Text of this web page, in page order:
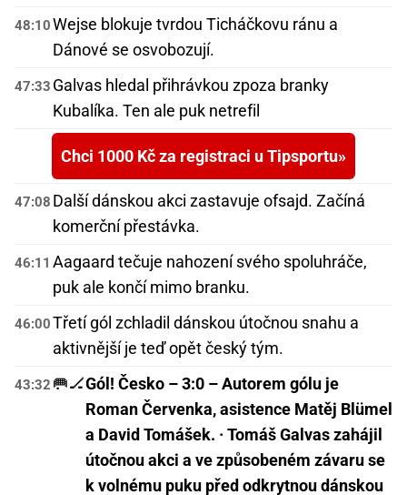
48:10Wejse blokuje tvrdou Ticháčkovu ránu a
Dánové se osvobozují.
47:33 Galvas hledal přihrávkou zpoza branky
Kubalíka. Ten ale puk netrefil
Chci 1000 Kč za registraci u Tipsportu
47:08 Další dánskou akci zastavuje ofsajd. Začíná
komerční přestávka.
46:11 Aagaard tečuje nahození svého spoluhráče,
puk ale končí mimo branku.
46:00Třetí gól zchladil dánskou útočnou snahu a
aktivnější je teď opět český tým.
43:32 🥅🏒Gól! Česko – 3:0 – Autorem gólu je
Roman Červenka, asistence Matěj Blümel
a David Tomášek. · Tomáš Galvas zahájil
útočnou akci a ve způsobeném závaru se
k volnému puku před odkrytnou dánskou